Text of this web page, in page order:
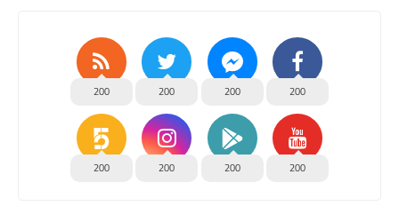
200
200
200
200
200
200
200
200